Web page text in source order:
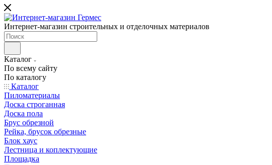
Интернет-магазин строительных и отделочных материалов
Каталог
По всему сайту
По каталогу
Каталог
Пиломатериалы
Доска строганная
Доска пола
Брус обрезной
Рейка, брусок обрезные
Блок хаус
Лестница и коплектующие
Площадка